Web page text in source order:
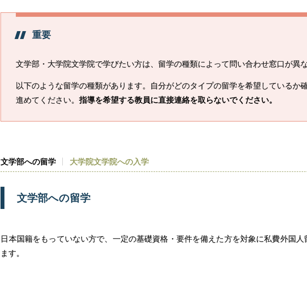
重要
文学部・大学院文学院で学びたい方は、留学の種類によって問い合わせ窓口が異
以下のような留学の種類があります。自分がどのタイプの留学を希望しているか
進めてください。指導を希望する教員に直接連絡を取らないでください。
文学部への留学 大学院文学院への入学
文学部への留学
日本国籍をもっていない方で、一定の基礎資格・要件を備えた方を対象に私費外国
ます。